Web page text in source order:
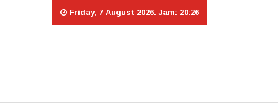
Friday, 7 August 2026. Jam: 20:26